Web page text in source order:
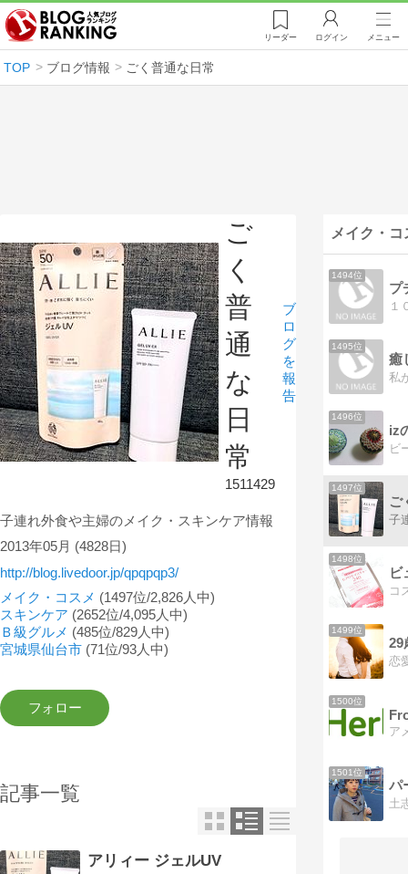
リーダー ログイン メニュー
TOP ブログ情報 ごく普通な日常
ご
く
普
通
な
日
常
1511429
ブ
ロ
グ
を
報
告
子連れ外食や主婦のメイク・スキンケア情報
2013年05月 (4828日)
http://blog.livedoor.jp/qpqpqp3/
メイク・コスメ (1497位/2,826人中)
スキンケア (2652位/4,095人中)
Ｂ級グルメ (485位/829人中)
宮城県仙台市 (71位/93人中)
記事一覧
アリィー ジェルUV
メイク・
1494位
プ
1495位
癒
1496位
iz
ビ
1497位
ご
子
1498位
ビ
コ
1499位
29
1500位
1501位
パ